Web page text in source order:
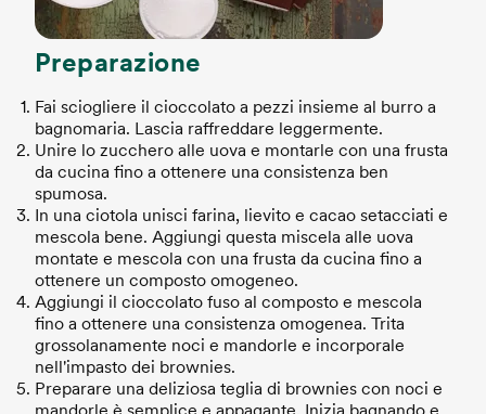
Preparazione
Fai sciogliere il cioccolato a pezzi insieme al burro a
bagnomaria. Lascia raffreddare leggermente.
Unire lo zucchero alle uova e montarle con una frusta
da cucina fino a ottenere una consistenza ben
spumosa.
In una ciotola unisci farina, lievito e cacao setacciati e
mescola bene. Aggiungi questa miscela alle uova
montate e mescola con una frusta da cucina fino a
ottenere un composto omogeneo.
Aggiungi il cioccolato fuso al composto e mescola
fino a ottenere una consistenza omogenea. Trita
grossolanamente noci e mandorle e incorporale
nell'impasto dei brownies.
Preparare una deliziosa teglia di brownies con noci e